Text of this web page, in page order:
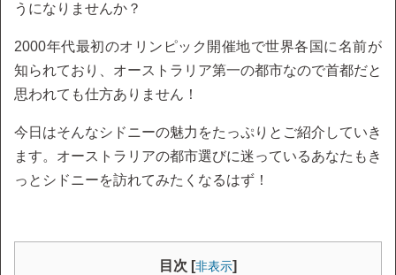
うになりませんか？
2000年代最初のオリンピック開催地で世界各国に名前が
知られており、オーストラリア第一の都市なので首都だと
思われても仕方ありません！
今日はそんなシドニーの魅力をたっぷりとご紹介していき
ます。オーストラリアの都市選びに迷っているあなたもき
っとシドニーを訪れてみたくなるはず！
目次 [非表示]